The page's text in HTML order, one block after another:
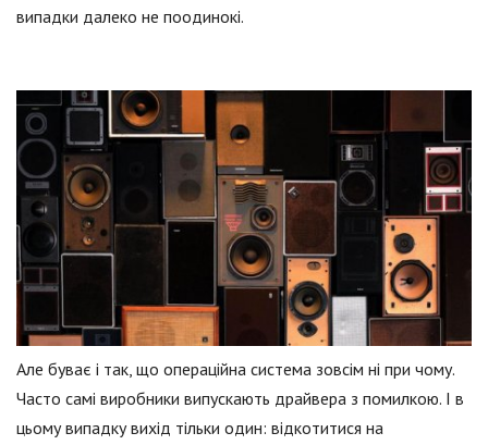
випадки далеко не поодинокі.
Але буває і так, що операційна система зовсім ні при чому.
Часто самі виробники випускають драйвера з помилкою. І в
цьому випадку вихід тільки один: відкотитися на